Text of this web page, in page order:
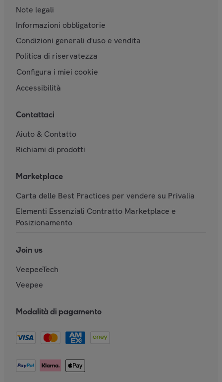
Note legali
Informazioni obbligatorie
Condizioni generali d'uso e vendita
Politica di riservatezza
Configura i miei cookie
Accessibilità
Contattaci
Aiuto & Contatto
Richiami di prodotti
Marketplace
Carta delle Best Practices per vendere su Privalia
Elementi Essenziali Contratto Marketplace e
Posizionamento
Join us
VeepeeTech
Veepee
Modalità di pagamento